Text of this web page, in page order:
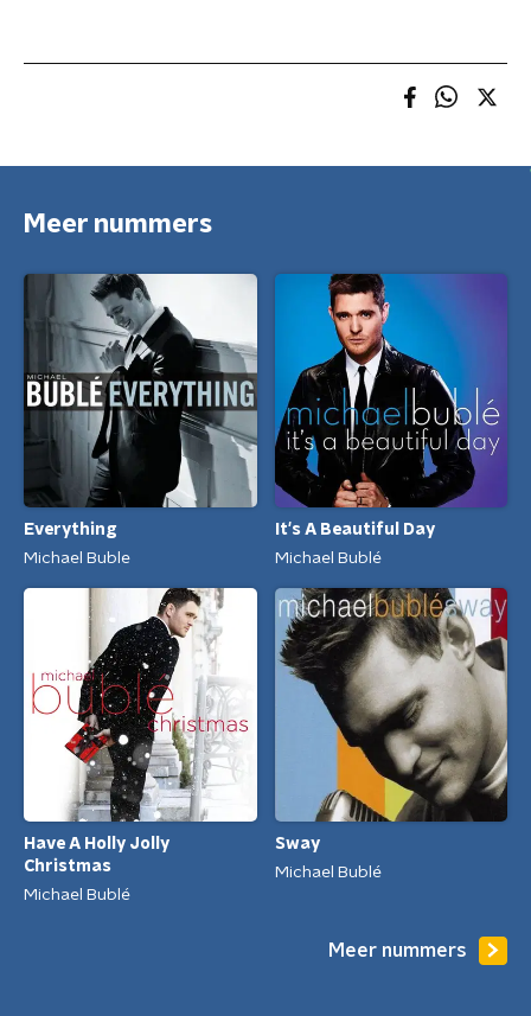
Meer nummers
Everything
Michael Buble
It's A Beautiful Day
Michael Bublé
Have A Holly Jolly
Christmas
Michael Bublé
Sway
Michael Bublé
Meer nummers